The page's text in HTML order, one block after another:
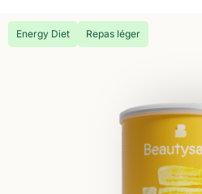
Energy Diet Repas léger